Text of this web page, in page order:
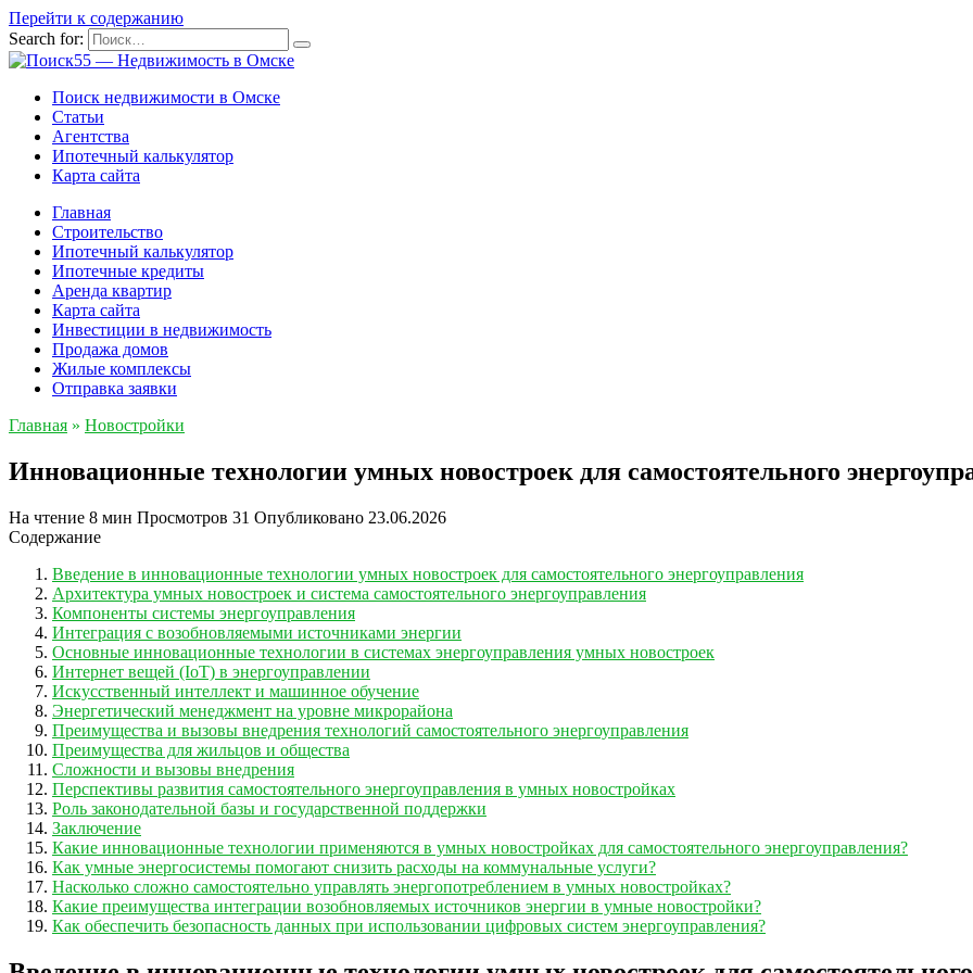
Перейти к содержанию
Search for:
Поиск недвижимости в Омске
Статьи
Агентства
Ипотечный калькулятор
Карта сайта
Главная
Строительство
Ипотечный калькулятор
Ипотечные кредиты
Аренда квартир
Карта сайта
Инвестиции в недвижимость
Продажа домов
Жилые комплексы
Отправка заявки
Главная » Новостройки
Инновационные технологии умных новостроек для самостоятельного
На чтение 8 мин Просмотров 31 Опубликовано 23.06.2026
Содержание
Введение в инновационные технологии умных новостроек для самостоятельного энергоуправления
Архитектура умных новостроек и система самостоятельного энергоуправления
Компоненты системы энергоуправления
Интеграция с возобновляемыми источниками энергии
Основные инновационные технологии в системах энергоуправления умных новостроек
Интернет вещей (IoT) в энергоуправлении
Искусственный интеллект и машинное обучение
Энергетический менеджмент на уровне микрорайона
Преимущества и вызовы внедрения технологий самостоятельного энергоуправления
Преимущества для жильцов и общества
Сложности и вызовы внедрения
Перспективы развития самостоятельного энергоуправления в умных новостройках
Роль законодательной базы и государственной поддержки
Заключение
Какие инновационные технологии применяются в умных новостройках для самостоятельного энергоуправления?
Как умные энергосистемы помогают снизить расходы на коммунальные услуги?
Насколько сложно самостоятельно управлять энергопотреблением в умных новостройках?
Какие преимущества интеграции возобновляемых источников энергии в умные новостройки?
Как обеспечить безопасность данных при использовании цифровых систем энергоуправления?